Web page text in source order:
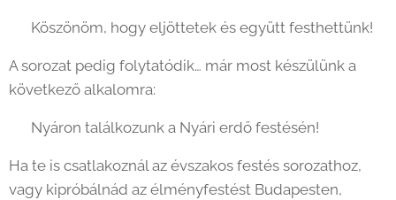
✨ Köszönöm, hogy eljöttetek és együtt festhettünk!
A sorozat pedig folytatódik… már most készülünk a
következő alkalomra:
☀️ Nyáron találkozunk a Nyári erdő festésén!
Ha te is csatlakoznál az évszakos festés sorozathoz,
vagy kipróbálnád az élményfestést Budapesten,